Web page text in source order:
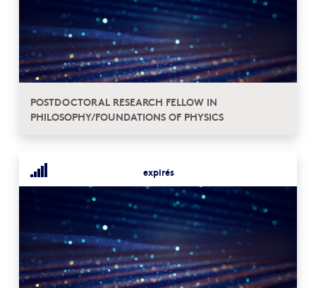
POSTDOCTORAL RESEARCH FELLOW IN
PHILOSOPHY/FOUNDATIONS OF PHYSICS
expirés